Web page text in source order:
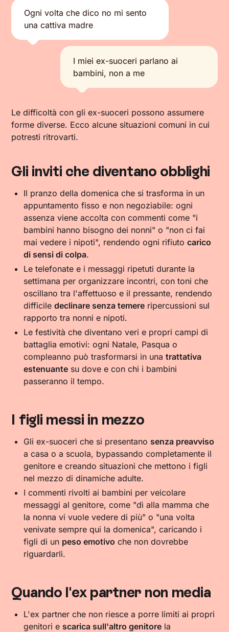
Ogni volta che dico no mi sento
una cattiva madre
I miei ex-suoceri parlano ai
bambini, non a me
Le difficoltà con gli ex-suoceri possono assumere
forme diverse. Ecco alcune situazioni comuni in cui
potresti ritrovarti.
Gli inviti che diventano obblighi
Il pranzo della domenica che si trasforma in un
appuntamento fisso e non negoziabile: ogni
assenza viene accolta con commenti come "i
bambini hanno bisogno dei nonni" o "non ci fai
mai vedere i nipoti", rendendo ogni rifiutocarico
di sensi di colpa.
Le telefonate e i messaggi ripetuti durante la
settimana per organizzare incontri, con toni che
oscillano tra l'affettuoso e il pressante, rendendo
difficiledeclinare senza temere ripercussioni sul
rapporto tra nonni e nipoti.
Le festività che diventano veri e propri campi di
battaglia emotivi: ogni Natale, Pasqua o
compleanno può trasformarsi in unatrattativa
estenuante su dove e con chi i bambini
passeranno il tempo.
I figli messi in mezzo
Gli ex-suoceri che si presentano senza preavviso
a casa o a scuola, bypassando completamente il
genitore e creando situazioni che mettono i figli
nel mezzo di dinamiche adulte.
I commenti rivolti ai bambini per veicolare
messaggi al genitore, come "dì alla mamma che
la nonna vi vuole vedere di più" o "una volta
venivate sempre qui la domenica", caricando i
figli di un peso emotivo che non dovrebbe
riguardarli.
Quando l'ex partner non media
L'ex partner che non riesce a porre limiti ai propri
genitori e scarica sull'altro genitore la